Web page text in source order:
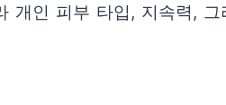
개인 피부 타입, 지속력,